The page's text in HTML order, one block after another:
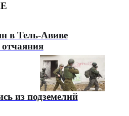
в Тель-Авиве
из подземелий